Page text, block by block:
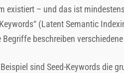
existiert – und das ist
(Latent Semantic
Begriffe beschreiben
sind Seed-Keywords die